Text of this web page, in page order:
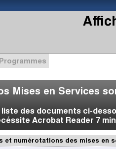
Programmes
Mises en Services
liste des documents ci-
Acrobat Reader 7
et numérotations des mises en